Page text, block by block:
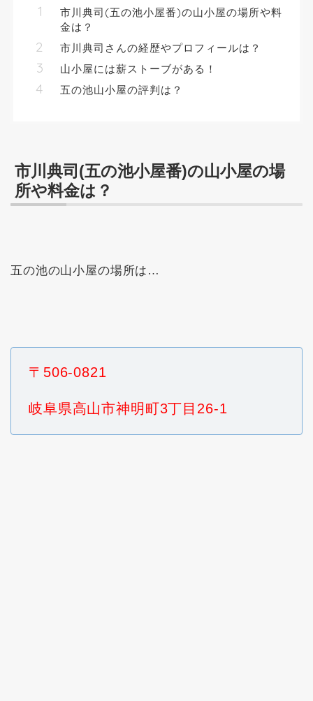
市川典司(五の池小屋番)の山小屋の場所や料
金は？
市川典司さんの経歴やプロフィールは？
山小屋には薪ストーブがある！
五の池山小屋の評判は？
市川典司(五の池小屋番)の山小屋の場
所や料金は？
五の池の山小屋の場所は…
〒506-0821
岐阜県高山市神明町3丁目26-1